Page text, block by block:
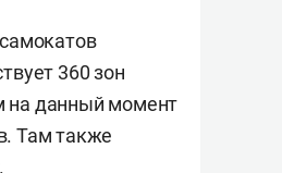
360 зон
на данный момент
Там также